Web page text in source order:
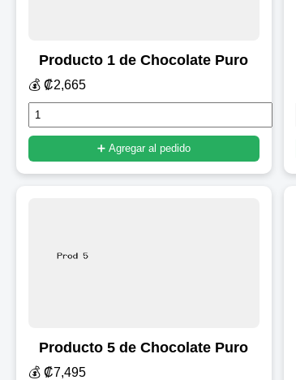
Producto 1 de Chocolate Puro
💰 ₡2,665
➕ Agregar al pedido
Producto 5 de Chocolate Puro
💰 ₡7,495